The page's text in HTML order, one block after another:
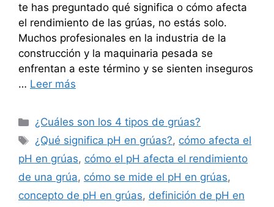
te has preguntado qué significa o cómo afecta
el rendimiento de las grúas, no estás solo.
Muchos profesionales en la industria de la
construcción y la maquinaria pesada se
enfrentan a este término y se sienten inseguros
… Leer más
Categorías
¿Cuáles son los 4 tipos de grúas?
Etiquetas
¿Qué significa pH en grúas?, cómo afecta el
pH en grúas, cómo el pH afecta el rendimiento
de una grúa, cómo se mide el pH en grúas,
concepto de pH en grúas, definición de pH en